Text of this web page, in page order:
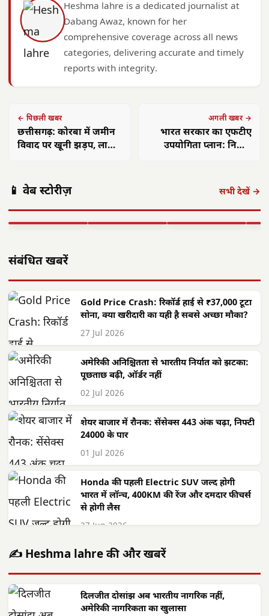
Heshma lahre is a dedicated journalist at
Dabang Awaz, known for her
comprehensive coverage across all news
categories, delivering accurate and timely
reports with integrity.
← पिछली खबर
छत्तीसगढ़: कोरबा में जमीन
विवाद पर खूनी झड़प, लाठी-
अगली खबर →
भारत सरकार का एफटीए
उपयोगिता प्लान: निर्यात
📱 वेब स्टोरीज़ सभी देखें →
अगस्त को अलवर
की…
वेशभूषा में…
यादव का सम्मान:
रजत पदक…
संबंधित खबरें
Gold Price Crash: रिकॉर्ड हाई से ₹37,000 टूटा
सोना, क्या खरीदारी का यही है सबसे अच्छा मौका?
27 Jul 2026
अमेरिकी अनिश्चितता से भारतीय निर्यात को झटका:
पूछताछ बढ़ी, ऑर्डर नहीं
02 Jul 2026
शेयर बाजार में रौनक: सेंसेक्स 443 अंक चढ़ा, निफ्टी
24000 के पार
01 Jul 2026
Honda की पहली Electric SUV जल्द होगी
भारत में लॉन्च, 400KM की रेंज और दमदार फीचर्स
से होगी लैस
27 Jun 2026
✍️ Heshma lahre की और खबरें
दिलजीत दोसांझ अब भारतीय नागरिक नहीं,
अमेरिकी नागरिकता का खुलासा